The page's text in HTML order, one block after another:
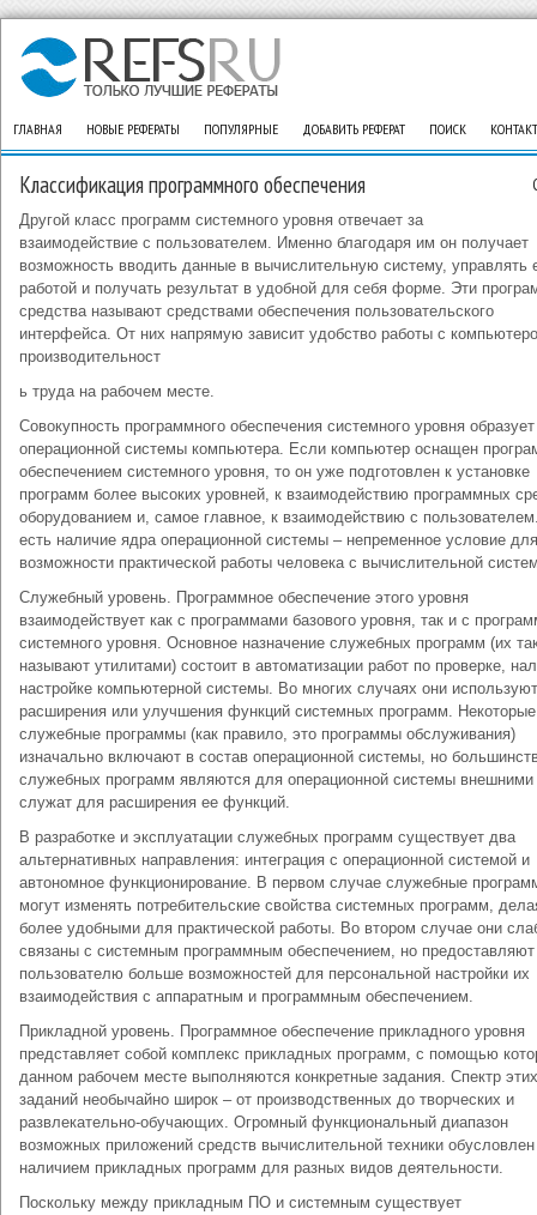
ГЛАВНАЯ НОВЫЕ РЕФЕРАТЫ ПОПУЛЯРНЫЕ ДОБАВИТЬ РЕФЕРАТ ПОИСК
Классификация программного обеспечения
Другой класс программ системного уровня отвечает за
взаимодействие с пользователем. Именно благодаря им он получает
возможность вводить данные в вычислительную систему, управлять
работой и получать результат в удобной для себя форме. Эти
средства называют средствами обеспечения пользовательского
интерфейса. От них напрямую зависит удобство работы с
производительност
ь труда на рабочем месте.
Совокупность программного обеспечения системного уровня
операционной системы компьютера. Если компьютер оснащен
обеспечением системного уровня, то он уже подготовлен к установке
программ более высоких уровней, к взаимодействию программных
оборудованием и, самое главное, к взаимодействию с
есть наличие ядра операционной системы – непременное условие для
возможности практической работы человека с вычислительной
Служебный уровень. Программное обеспечение этого уровня
взаимодействует как с программами базового уровня, так и с
системного уровня. Основное назначение служебных программ (их
называют утилитами) состоит в автоматизации работ по проверке,
настройке компьютерной системы. Во многих случаях они
расширения или улучшения функций системных программ. Некоторые
служебные программы (как правило, это программы обслуживания)
изначально включают в состав операционной системы, но
служебных программ являются для операционной системы внешними
служат для расширения ее функций.
В разработке и эксплуатации служебных программ существует два
альтернативных направления: интеграция с операционной системой и
автономное функционирование. В первом случае служебные
могут изменять потребительские свойства системных программ,
более удобными для практической работы. Во втором случае они
связаны с системным программным обеспечением, но предоставляют
пользователю больше возможностей для персональной настройки их
взаимодействия с аппаратным и программным обеспечением.
Прикладной уровень. Программное обеспечение прикладного уровня
представляет собой комплекс прикладных программ, с помощью
данном рабочем месте выполняются конкретные задания. Спектр этих
заданий необычайно широк – от производственных до творческих и
развлекательно-обучающих. Огромный функциональный диапазон
возможных приложений средств вычислительной техники обусловлен
наличием прикладных программ для разных видов деятельности.
Поскольку между прикладным ПО и системным существует